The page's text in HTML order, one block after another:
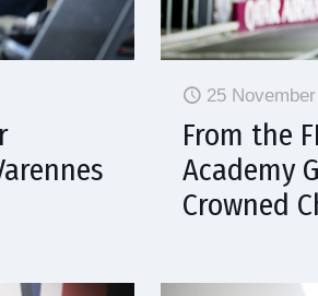
25
From the
Academy
Crowned